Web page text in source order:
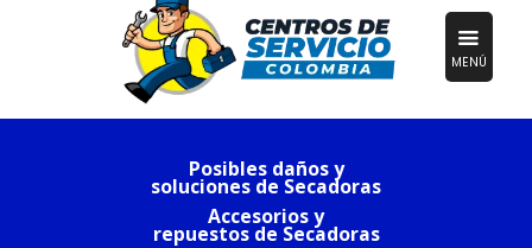
MENÚ
Posibles daños y
soluciones de Secadoras
Accesorios y
repuestos de Secadoras